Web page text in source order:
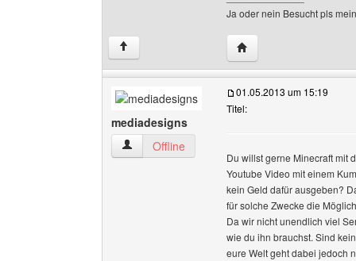
Ja oder nein Besucht pls
↑ Website dieses
mediadesigns
mediadesigns Benutzer-Profile anzeigen
Offline
01.05.2013 um 15:19
Titel:
Du willst gerne Minecraft mit
Youtube Video mit einem
kein Geld dafür ausgeben?
für solche Zwecke die
Da wir nicht unendlich viel
wie du ihn brauchst. Sind
eure Welt geht dabei jedoch